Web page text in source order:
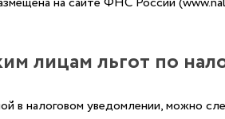
лицам льгот по
в налоговом уведомлении, можно